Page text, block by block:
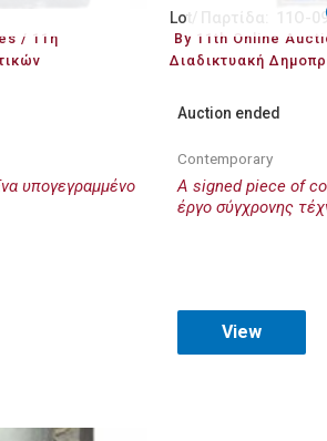
/ 11η
υπογεγραμμένο
Lot/ Παρτίδα: 11O-
By 11th Online
Διαδικτυακή
Auction ended
Contemporary
A signed piece of
έργο σύγχρονης
View